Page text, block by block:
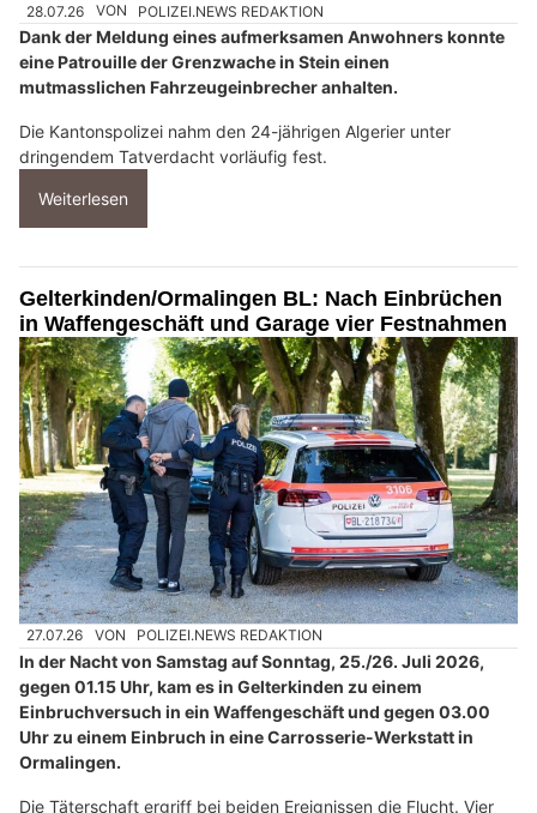
28.07.26 VON POLIZEI.NEWS REDAKTION
Dank der Meldung eines aufmerksamen Anwohners konnte
eine Patrouille der Grenzwache in Stein einen
mutmasslichen Fahrzeugeinbrecher anhalten.
Die Kantonspolizei nahm den 24-jährigen Algerier unter
dringendem Tatverdacht vorläufig fest.
Weiterlesen
Gelterkinden/Ormalingen BL: Nach Einbrüchen
in Waffengeschäft und Garage vier Festnahmen
27.07.26 VON POLIZEI.NEWS REDAKTION
In der Nacht von Samstag auf Sonntag, 25./26. Juli 2026,
gegen 01.15 Uhr, kam es in Gelterkinden zu einem
Einbruchversuch in ein Waffengeschäft und gegen 03.00
Uhr zu einem Einbruch in eine Carrosserie-Werkstatt in
Ormalingen.
Die Täterschaft ergriff bei beiden Ereignissen die Flucht. Vier